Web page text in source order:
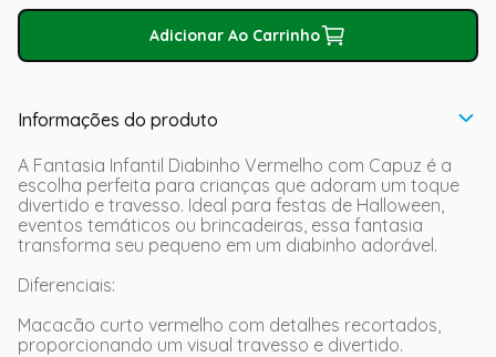
Adicionar Ao Carrinho
Informações do produto
A Fantasia Infantil Diabinho Vermelho com Capuz é a
escolha perfeita para crianças que adoram um toque
divertido e travesso. Ideal para festas de Halloween,
eventos temáticos ou brincadeiras, essa fantasia
transforma seu pequeno em um diabinho adorável.
Diferenciais:
Macacão curto vermelho com detalhes recortados,
proporcionando um visual travesso e divertido.